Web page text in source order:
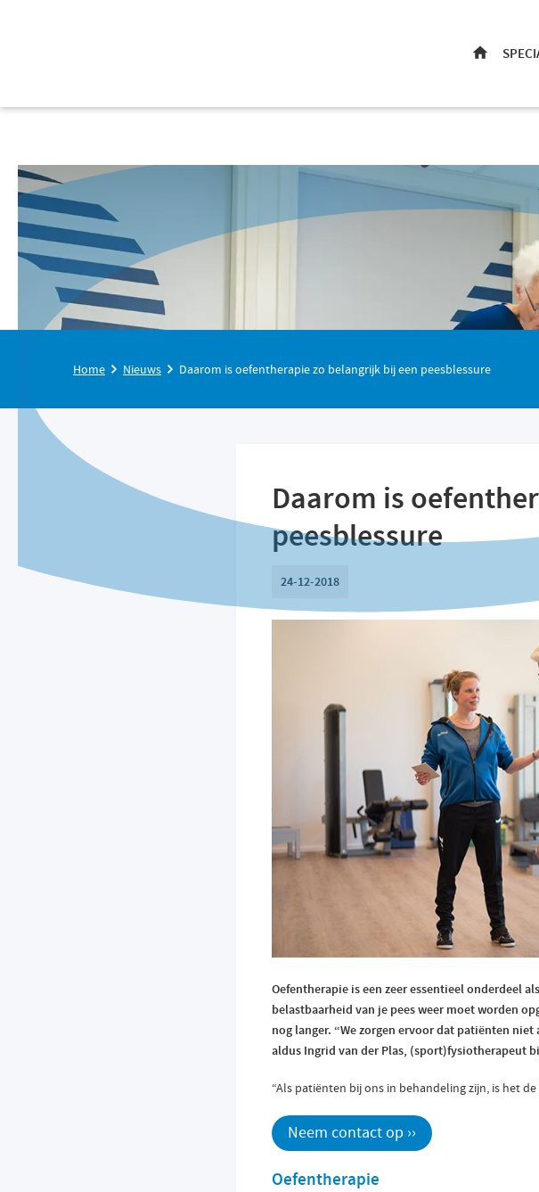
HOME
Home Nieuws Daarom is oefentherapie zo belangrijk bij een peesblessure
Daarom is
peesblessure
24-12-2018
Oefentherapie is een zeer essentieel onderdeel
belastbaarheid van je pees weer moet worden
nog langer. “We zorgen ervoor dat patiënten
aldus Ingrid van der Plas, (sport)fysiotherapeut
“Als patiënten bij ons in behandeling zijn, is het
Neem contact op ››
Oefentherapie